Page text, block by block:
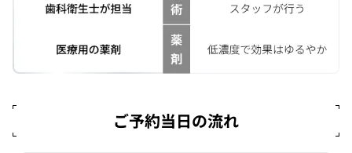
ご予約当日の流れ